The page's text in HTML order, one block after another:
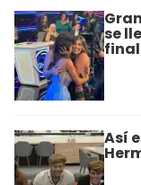
se
final
Así